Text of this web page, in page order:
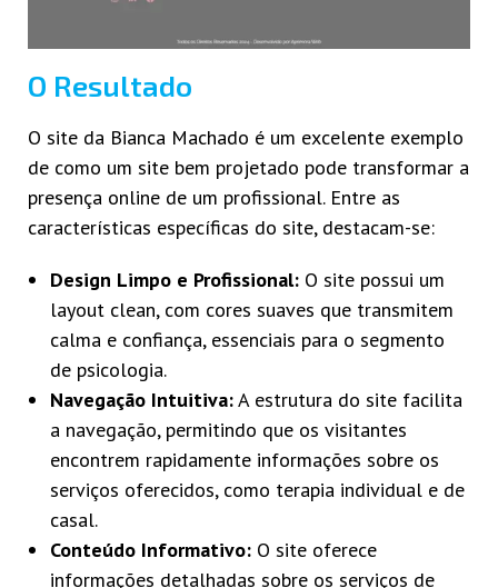
O Resultado
O site da Bianca Machado é um excelente exemplo
de como um site bem projetado pode transformar a
presença online de um profissional. Entre as
características específicas do site, destacam-se:
Design Limpo e Profissional: O site possui um
layout clean, com cores suaves que transmitem
calma e confiança, essenciais para o segmento
de psicologia.
Navegação Intuitiva:A estrutura do site facilita
a navegação, permitindo que os visitantes
encontrem rapidamente informações sobre os
serviços oferecidos, como terapia individual e de
casal.
Conteúdo Informativo: O site oferece
informações detalhadas sobre os serviços de